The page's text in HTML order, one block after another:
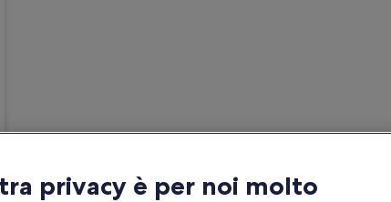
privacy è per noi molto